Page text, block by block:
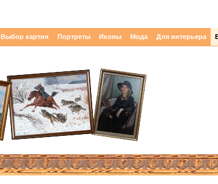
Выбор картин Портреты Иконы Мода Для интерьера